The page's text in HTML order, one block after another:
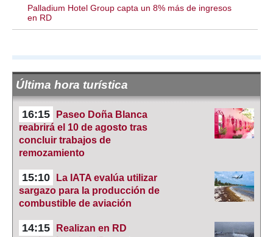
Palladium Hotel Group capta un 8% más de ingresos
en RD
Última hora turística
16:15
Paseo Doña Blanca
reabrirá el 10 de agosto tras
concluir trabajos de
remozamiento
15:10
La IATA evalúa utilizar
sargazo para la producción de
combustible de aviación
14:15
Realizan en RD